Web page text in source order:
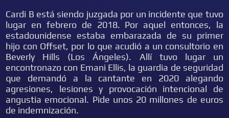
Cardi B está siendo juzgada por un incidente que tuvo
lugar en febrero de 2018. Por aquel entonces, la
estadounidense estaba embarazada de su primer
hijo con Offset, por lo que acudió a un consultorio en
Beverly Hills (Los Ángeles). Allí tuvo lugar un
encontronazo con Emani Ellis, la guardia de seguridad
que demandó a la cantante en 2020 alegando
agresiones, lesiones y provocación intencional de
angustia emocional. Pide unos 20 millones de euros
de indemnización.